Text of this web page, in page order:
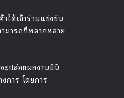
ได้เข้าร่วมแข่งขัน
มารถที่หลากหลาย
ะปล่อยผลงานมินิ
การ โดยการ